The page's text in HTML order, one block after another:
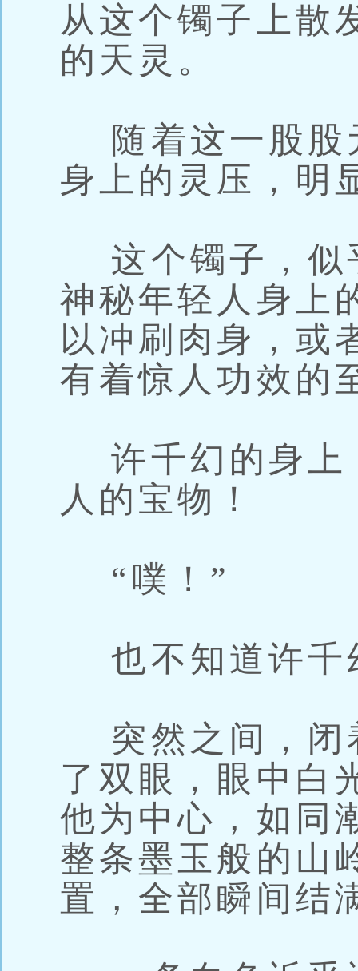
从这个镯子上散
的天灵。
随着这一股股
身上的灵压，明
这个镯子，似
神秘年轻人身上
以冲刷肉身，或
有着惊人功效的
许千幻的身上
人的宝物！
“噗！”
也不知道许千
突然之间，闭
了双眼，眼中白
他为中心，如同
整条墨玉般的山
置，全部瞬间结